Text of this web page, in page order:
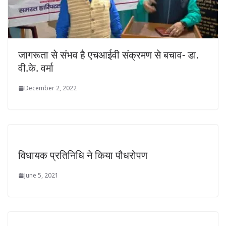
जागरूता से संभव है एचआईवी संक्रमण से बचाव- डा.
वी.के. वर्मा
December 2, 2022
विधायक प्रतिनिधि ने किया पौधरोपण
June 5, 2021